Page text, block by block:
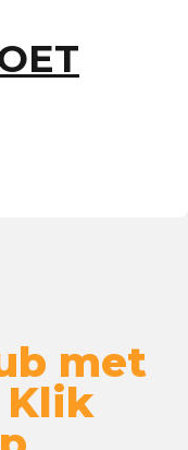
met
Klik